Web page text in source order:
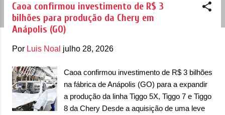
Caoa confirmou investimento de R$ 3
bilhões para produção da Chery em
Anápolis (GO)
Por Luis Noal julho 28, 2026
Caoa confirmou investimento de R$ 3 bilhões
na fábrica de Anápolis (GO) para a expandir
a produção da linha Tiggo 5X, Tiggo 7 e Tiggo
8 da Chery Desde a aquisição de uma leve